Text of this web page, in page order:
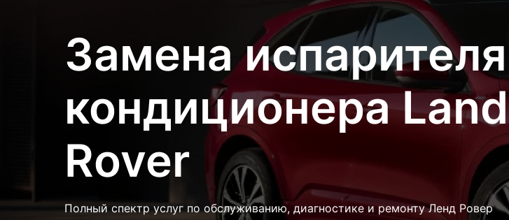
Замена испарителя
кондиционера Land
Rover
Полный спектр услуг по обслуживанию, диагностике и ремонту Ленд Ровер